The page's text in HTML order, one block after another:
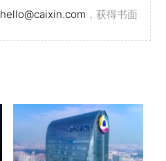
hello@caixin.com ，获得书面